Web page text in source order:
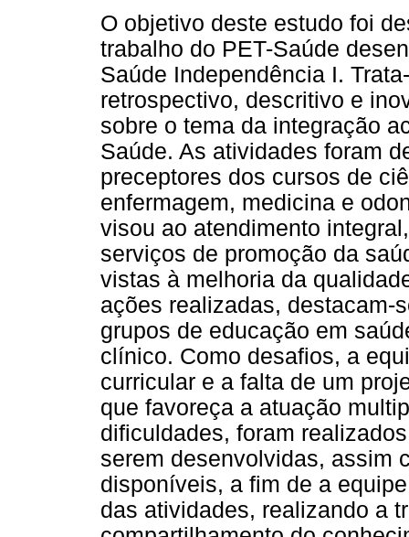
O objetivo deste estudo foi
trabalho do PET-Saúde
Saúde Independência I.
retrospectivo, descritivo e
sobre o tema da integração
Saúde. As atividades foram
preceptores dos cursos de
enfermagem, medicina e
visou ao atendimento
serviços de promoção da
vistas à melhoria da
ações realizadas, destacam-
grupos de educação em
clínico. Como desafios, a
curricular e a falta de um
que favoreça a atuação
dificuldades, foram
serem desenvolvidas, assim
disponíveis, a fim de a
das atividades, realizando a